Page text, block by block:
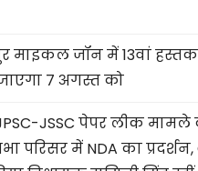
माइकल जॉन में 13वां
7 अगस्त को
JSSC पेपर लीक
परिसर में NDA का